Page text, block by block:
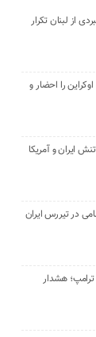
از لبنان تکرار
را احضار و
ایران و آمریکا
ترامپ؛ هشدار